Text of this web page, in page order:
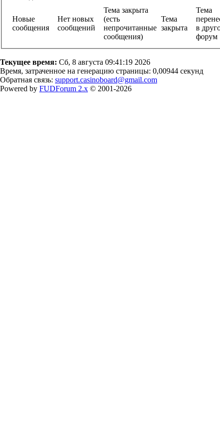
Новые
сообщения
Нет новых
сообщений
Тема закрыта
(есть
непрочитанные
сообщения)
Тема
закрыта
Тема
в
Текущее время: Сб, 8 августа 09:41:19 2026
Время, затраченное на генерацию страницы: 0,00944 секунд
Обратная связь: support.casinoboard@gmail.com
Powered by FUDForum 2.x © 2001-2026